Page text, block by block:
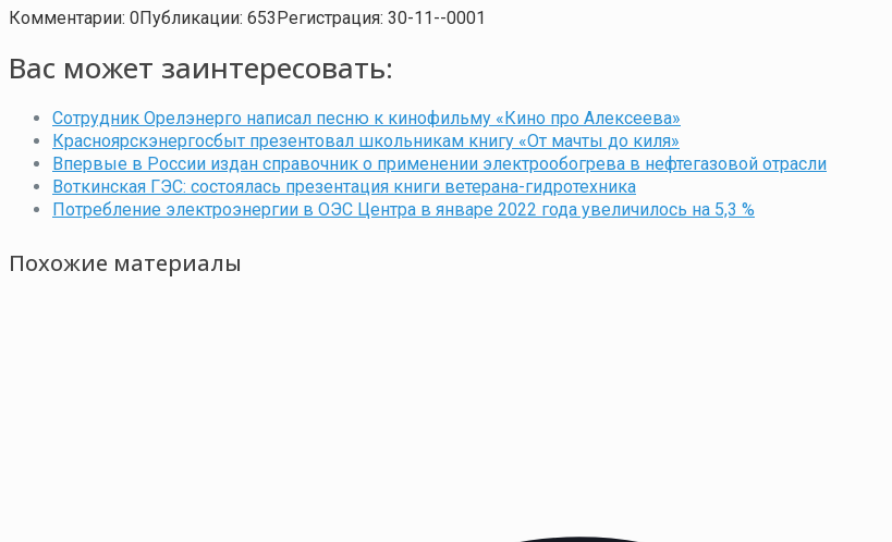
Комментарии: 0Публикации: 653Регистрация: 30-11--0001
Вас может заинтересовать:
Сотрудник Орелэнерго написал песню к кинофильму «Кино про Алексеева»
Красноярскэнергосбыт презентовал школьникам книгу «От мачты до киля»
Впервые в России издан справочник о применении электрообогрева в нефтегазовой отрасли
Воткинская ГЭС: состоялась презентация книги ветерана-гидротехника
Потребление электроэнергии в ОЭС Центра в январе 2022 года увеличилось на 5,3 %
Похожие материалы